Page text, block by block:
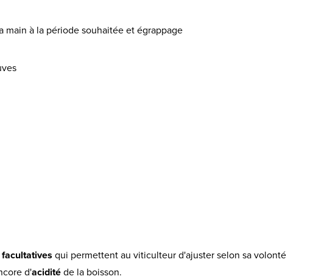
main à la période souhaitée et égrappage
qui permettent au viticulteur d'ajuster selon sa volonté
d'acidité de la boisson.